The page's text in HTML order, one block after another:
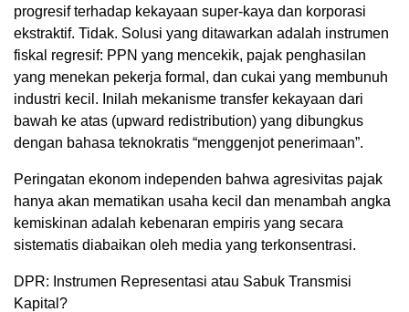
progresif terhadap kekayaan super-kaya dan korporasi
ekstraktif. Tidak. Solusi yang ditawarkan adalah instrumen
fiskal regresif: PPN yang mencekik, pajak penghasilan
yang menekan pekerja formal, dan cukai yang membunuh
industri kecil. Inilah mekanisme transfer kekayaan dari
bawah ke atas (upward redistribution) yang dibungkus
dengan bahasa teknokratis “menggenjot penerimaan”.
Peringatan ekonom independen bahwa agresivitas pajak
hanya akan mematikan usaha kecil dan menambah angka
kemiskinan adalah kebenaran empiris yang secara
sistematis diabaikan oleh media yang terkonsentrasi.
DPR: Instrumen Representasi atau Sabuk Transmisi
Kapital?